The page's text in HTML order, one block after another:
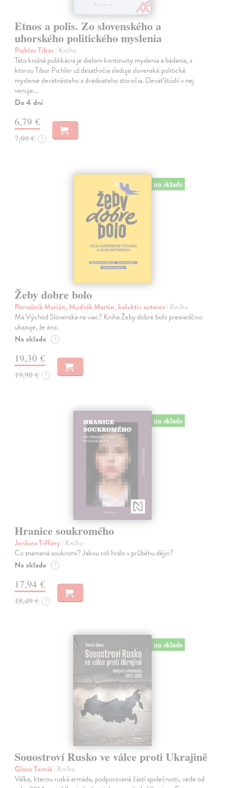
Etnos a polis. Zo slovenského a
uhorského politického myslenia
Pichler Tibor| Kniha
Táto knižná publikácia je dielom kontinuity myslenia a bádania, s
ktorou Tibor Pichler už desaťročia sleduje slovenské politické
myslenie devätnásteho a dvadsiateho storočia. Deväť štúdií v nej
venuje…
Do 4 dní
6,79 €
7,00 € ?
na sklade
Žeby dobre bolo
Porvažník Marián, Mudrák Martin, kolektív autorov| Kniha
Má Východ Slovenska na viac? Kniha Žeby dobre bolo presvedčivo
ukazuje, že áno.
Na sklade ?
19,30 €
19,90 € ?
na sklade
Hranice soukromého
Jenkins Tiffany| Kniha
Co znamená soukromí? Jakou roli hrálo v průběhu dějin?
Na sklade ?
17,94 €
18,49 € ?
na sklade
Souostroví Rusko ve válce proti Ukrajině
Glanc Tomáš| Kniha
Válka, kterou ruská armáda, podporovaná částí společnosti, vede od